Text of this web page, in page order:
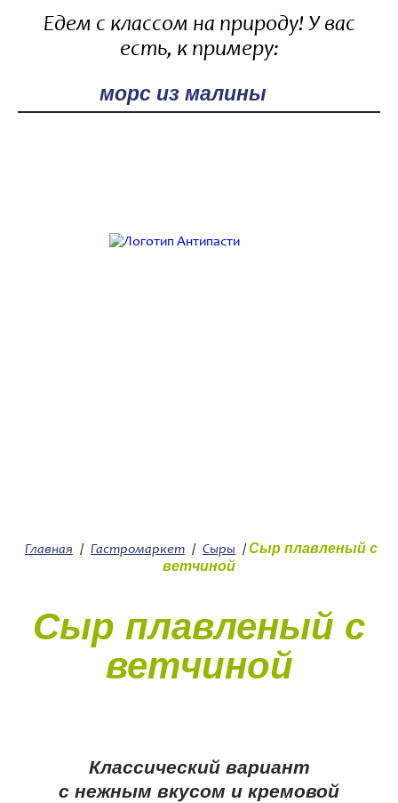
Едем с классом на природу! У вас
есть, к примеру:
Главная / Гастромаркет / Сыры /Сыр плавленый с
ветчиной
Сыр плавленый с
ветчиной
Классический вариант
с нежным вкусом и кремовой